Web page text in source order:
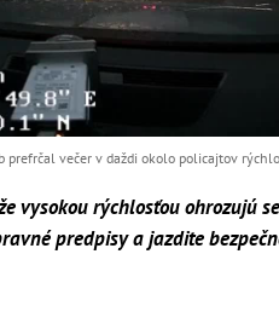
prefrčal večer v daždi okolo policajtov
vysokou rýchlosťou ohrozujú
predpisy a jazdite